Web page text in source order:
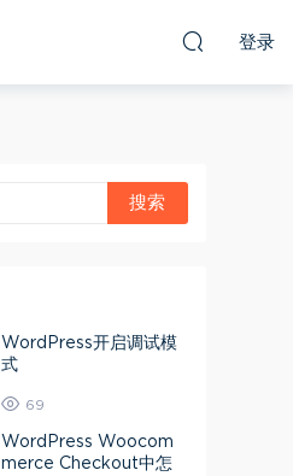
登录
WordPress开启调试模
式
69
WordPress Woocom
merce Checkout中怎